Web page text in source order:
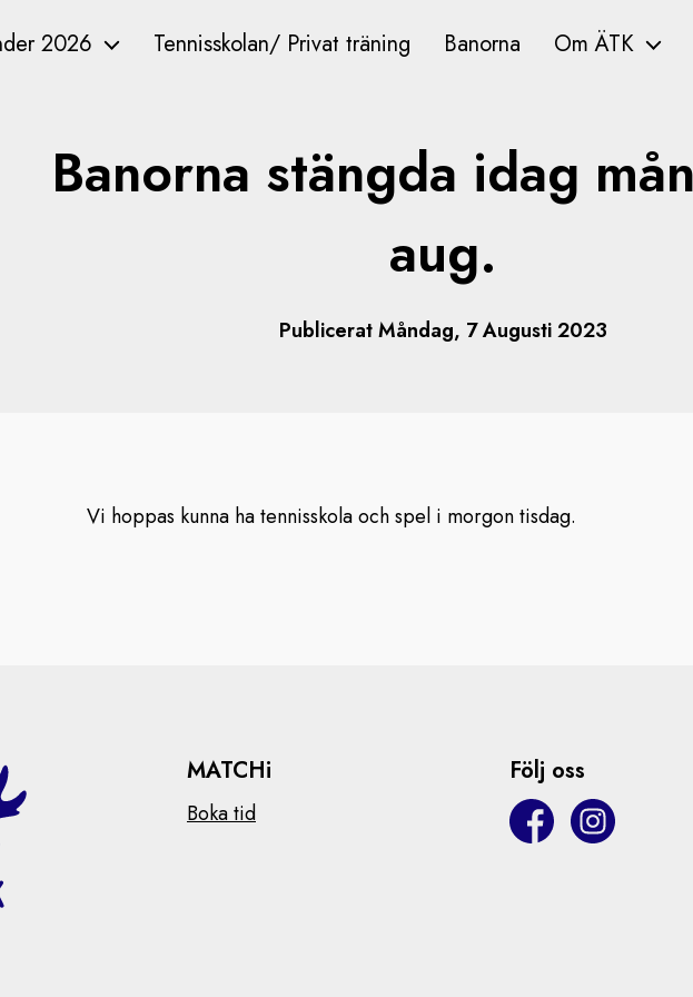
2026 Tennisskolan/ Privat träning Banorna Om ÄTK
Banorna stängda idag
aug.
Publicerat Måndag, 7 Augusti 2023
Vi hoppas kunna ha tennisskola och spel i morgon tisdag.
MATCHi
Boka tid
Följ oss